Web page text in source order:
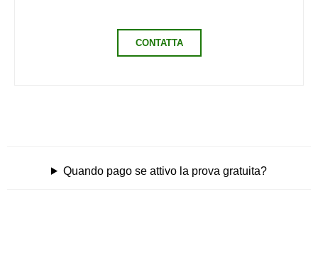
CONTATTA
Quando pago se attivo la prova gratuita?